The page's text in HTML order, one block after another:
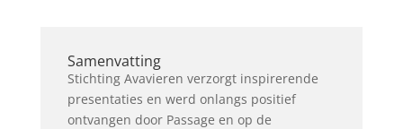
Samenvatting
Stichting Avavieren verzorgt inspirerende
presentaties en werd onlangs positief
ontvangen door Passage en op de